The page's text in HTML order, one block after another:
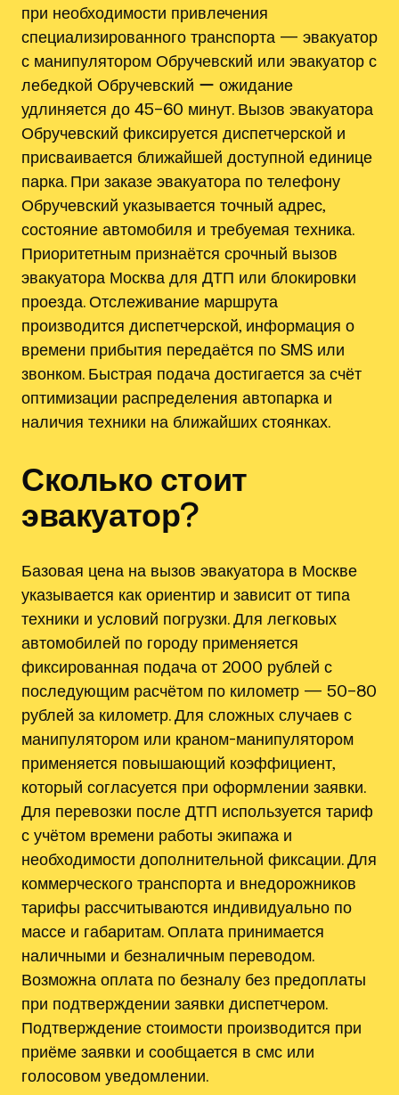
при необходимости привлечения
специализированного транспорта — эвакуатор
с манипулятором Обручевский или эвакуатор с
лебедкой Обручевский ー ожидание
удлиняется до 45–60 минут. Вызов эвакуатора
Обручевский фиксируется диспетчерской и
присваивается ближайшей доступной единице
парка. При заказе эвакуатора по телефону
Обручевский указывается точный адрес,
состояние автомобиля и требуемая техника.
Приоритетным признаётся срочный вызов
эвакуатора Москва для ДТП или блокировки
проезда. Отслеживание маршрута
производится диспетчерской, информация о
времени прибытия передаётся по SMS или
звонком. Быстрая подача достигается за счёт
оптимизации распределения автопарка и
наличия техники на ближайших стоянках.
Сколько стоит
эвакуатор?
Базовая цена на вызов эвакуатора в Москве
указывается как ориентир и зависит от типа
техники и условий погрузки. Для легковых
автомобилей по городу применяется
фиксированная подача от 2000 рублей с
последующим расчётом по километр — 50–80
рублей за километр. Для сложных случаев с
манипулятором или краном-манипулятором
применяется повышающий коэффициент,
который согласуется при оформлении заявки.
Для перевозки после ДТП используется тариф
с учётом времени работы экипажа и
необходимости дополнительной фиксации. Для
коммерческого транспорта и внедорожников
тарифы рассчитываются индивидуально по
массе и габаритам. Оплата принимается
наличными и безналичным переводом.
Возможна оплата по безналу без предоплаты
при подтверждении заявки диспетчером.
Подтверждение стоимости производится при
приёме заявки и сообщается в смс или
голосовом уведомлении.